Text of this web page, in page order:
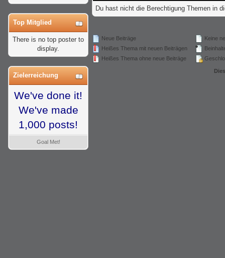
Top Mitglied
There is no top poster to
display.
Zielerreichung
We've done it!
We've made
1,000 posts!
Goal Met!
Du hast nicht die Berechtigung Themen in
Neue Beiträge
Heißes Thema mit neuen Beiträgen
Heißes Thema ohne neue Beiträge
Keine